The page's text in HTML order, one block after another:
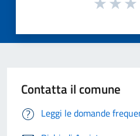
Contatta il comune
Leggi le domande